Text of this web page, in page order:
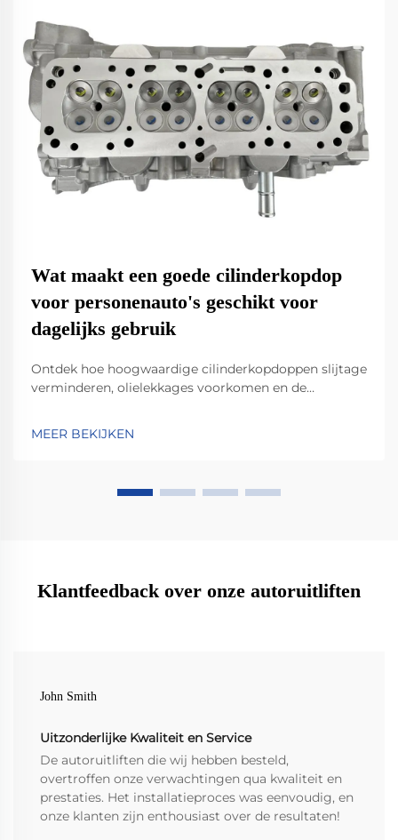
Wat maakt een goede cilinderkopdop
voor personenauto's geschikt voor
dagelijks gebruik
Ontdek hoe hoogwaardige cilinderkopdoppen slijtage
verminderen, olielekkages voorkomen en de
materialen, afdichttechnologieën en praktische
MEER BEKIJKEN
Klantfeedback over onze autoruitliften
John Smith
Uitzonderlijke Kwaliteit en Service
De autoruitliften die wij hebben besteld,
overtroffen onze verwachtingen qua kwaliteit en
prestaties. Het installatieproces was eenvoudig, en
onze klanten zijn enthousiast over de resultaten!